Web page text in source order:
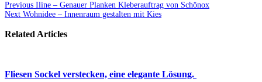
Previous Iline – Genauer Planken Kleberauftrag von Schönox
Next Wohnidee – Innenraum gestalten mit Kies
Related Articles
Fliesen Sockel verstecken, eine elegante Lösung.